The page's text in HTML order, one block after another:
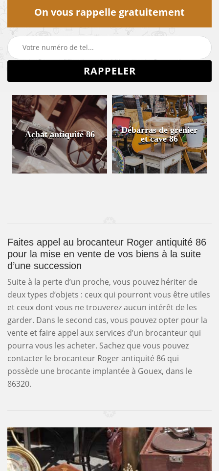
On vous rappelle gratuitement
Achat antiquité 86
Débarras de grenier
et cave 86
Faites appel au brocanteur Roger antiquité 86
pour la mise en vente de vos biens à la suite
d’une succession
Suite à la perte d’un proche, vous pouvez hériter de
deux types d’objets : ceux qui pourront vous être utiles
et ceux dont vous ne trouverez aucun intérêt de les
garder. Dans le second cas, vous pouvez opter pour la
vente et faire appel aux services d’un brocanteur qui
pourra vous les acheter. Sachez que vous pouvez
contacter le brocanteur Roger antiquité 86 qui
possède une brocante implantée à Gouex, dans le
86320.